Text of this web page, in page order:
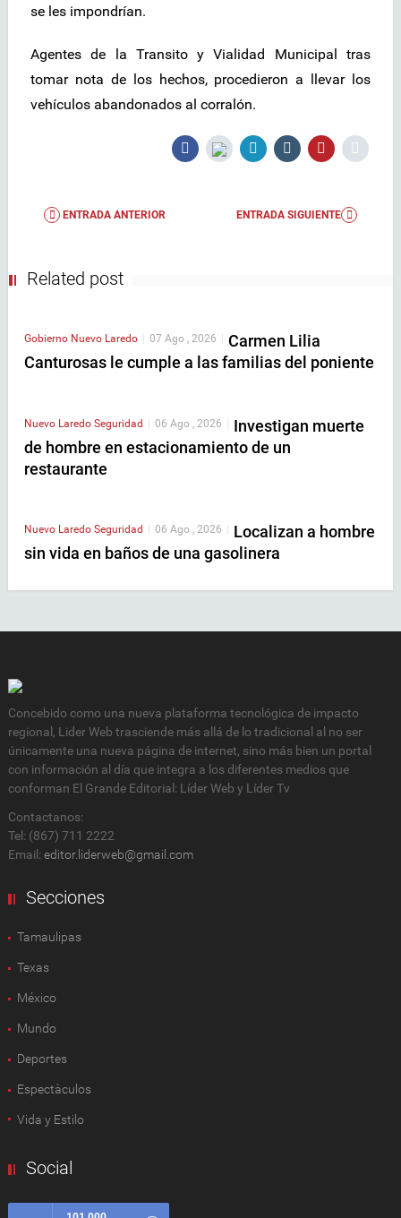
se les impondrían.
Agentes de la Transito y Vialidad Municipal tras
tomar nota de los hechos, procedieron a llevar los
vehículos abandonados al corralón.
ENTRADA ANTERIOR ENTRADA SIGUIENTE
Related post
Gobierno Nuevo Laredo 07 Ago , 2026
Carmen Lilia
Canturosas le cumple a las familias del poniente
Nuevo Laredo Seguridad | 06 Ago , 2026 | Investigan muerte
de hombre en estacionamiento de un
restaurante
Nuevo Laredo Seguridad 06 Ago , 2026
Localizan a hombre
sin vida en baños de una gasolinera
Concebido como una nueva plataforma tecnológica de impacto
regional, Lider Web trasciende más allá de lo tradicional al no ser
únicamente una nueva página de internet, sino más bien un portal
con información al día que integra a los diferentes medios que
conforman El Grande Editorial: Líder Web y Líder Tv
Contactanos:
Tel: (867) 711 2222
Email: editor.liderweb@gmail.com
Secciones
Tamaulipas
Texas
México
Mundo
Deportes
Espectàculos
Vida y Estilo
Social